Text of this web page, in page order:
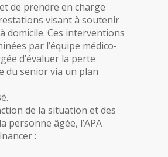
de prendre en charge
visant à soutenir
domicile. Ces interventions
par l’équipe médico-
d’évaluer la perte
du senior via un plan
de la situation et des
personne âgée, l’APA
: